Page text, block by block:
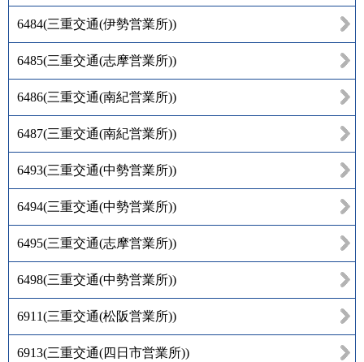
6484(三重交通(伊勢営業所))
6485(三重交通(志摩営業所))
6486(三重交通(南紀営業所))
6487(三重交通(南紀営業所))
6493(三重交通(中勢営業所))
6494(三重交通(中勢営業所))
6495(三重交通(志摩営業所))
6498(三重交通(中勢営業所))
6911(三重交通(松阪営業所))
6913(三重交通(四日市営業所))